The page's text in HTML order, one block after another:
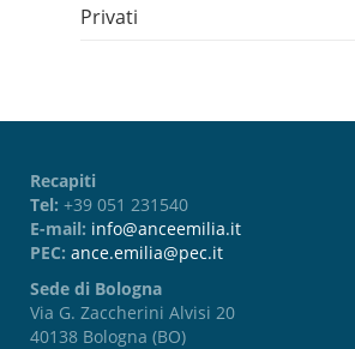
Privati
Recapiti
Tel: +39 051 231540
E-mail: info@anceemilia.it
PEC: ance.emilia@pec.it
Sede di Bologna
Via G. Zaccherini Alvisi 20
40138 Bologna (BO)